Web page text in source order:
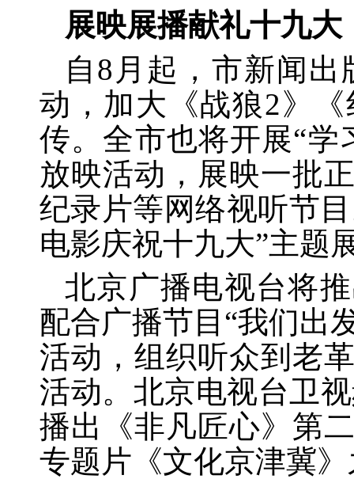
展映展播献礼十九大
自 8月起，市新闻
动，加大《战狼2》
传。全市也将开展“学
放映活动，展映一批
纪录片等网络视听节
电影庆祝十九大”主题
北京广播电视台将
配合广播节目 “我们出
活动，组织听众到老
活动。北京电视台卫
播出《非凡匠心》第
专题片《文化京津冀